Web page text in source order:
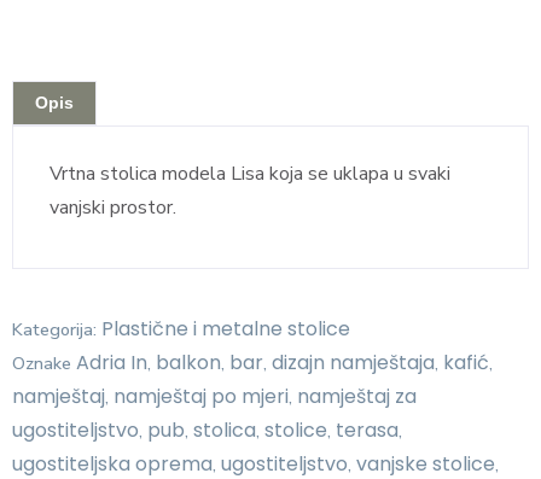
Opis
Vrtna stolica modela Lisa koja se uklapa u svaki
vanjski prostor.
Kategorija: Plastične i metalne stolice
Oznake Adria In, balkon, bar, dizajn namještaja, kafić,
namještaj, namještaj po mjeri, namještaj za
ugostiteljstvo, pub, stolica, stolice, terasa,
ugostiteljska oprema, ugostiteljstvo, vanjske stolice,